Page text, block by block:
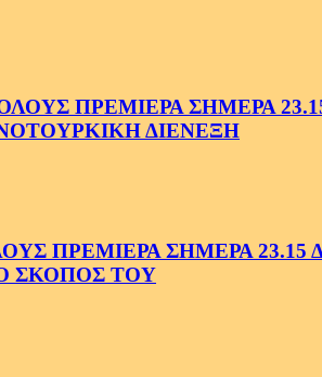
ΠΡΕΜΙΕΡΑ ΣΗΜΕΡΑ
ΔΙΕΝΕΞΗ
ΠΡΕΜΙΕΡΑ ΣΗΜΕΡΑ 23.15
ΣΚΟΠΟΣ ΤΟΥ